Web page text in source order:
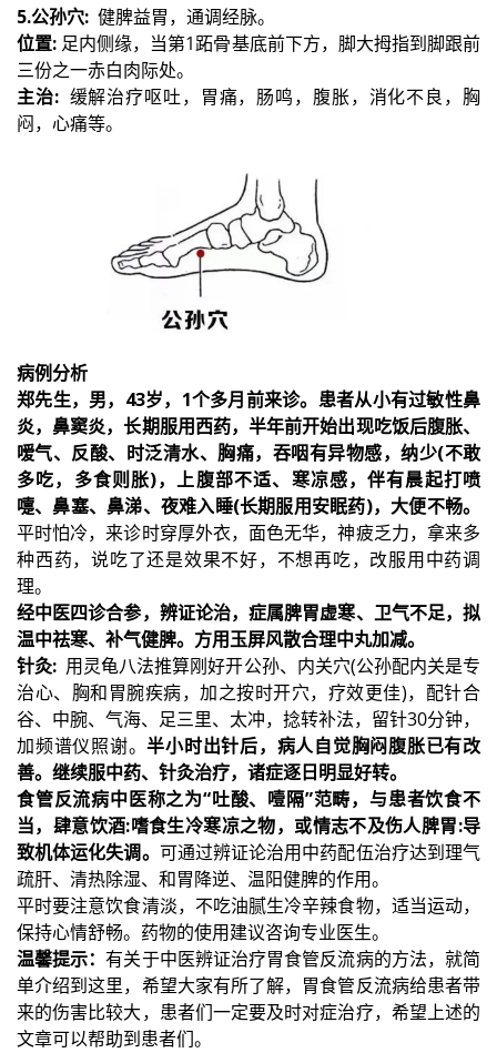
5.公孙穴: 健脾益胃，通调经脉。
位置: 足内侧缘，当第1跖骨基底前下方，脚大拇指到脚跟前
三份之一赤白肉际处。
主治: 缓解治疗呕吐，胃痛，肠鸣，腹胀，消化不良，胸
闷，心痛等。
病例分析
郑先生，男，43岁，1个多月前来诊。患者从小有过敏性鼻
炎，鼻窦炎，长期服用西药，半年前开始出现吃饭后腹胀、
嗳气、反酸、时泛清水、胸痛，吞咽有异物感，纳少(不敢
多吃，多食则胀)，上腹部不适、寒凉感，伴有晨起打喷
嚏、鼻塞、鼻涕、夜难入睡(长期服用安眠药)，大便不畅。
平时怕冷，来诊时穿厚外衣，面色无华，神疲乏力，拿来多
种西药，说吃了还是效果不好，不想再吃，改服用中药调
理。
经中医四诊合参，辨证论治，症属脾胃虚寒、卫气不足，拟
温中祛寒、补气健脾。方用玉屏风散合理中丸加减。
针灸: 用灵龟八法推算刚好开公孙、内关穴(公孙配内关是专
治心、胸和胃腕疾病，加之按时开穴，疗效更佳)，配针合
谷、中腕、气海、足三里、太冲，捻转补法，留针30分钟，
加频谱仪照谢。半小时出针后，病人自觉胸闷腹胀已有改
善。继续服中药、针灸治疗，诸症逐日明显好转。
食管反流病中医称之为“吐酸、噎隔”范畴，与患者饮食不
当，肆意饮酒:嗜食生冷寒凉之物，或情志不及伤人脾胃:导
致机体运化失调。 可通过辨证论治用中药配伍治疗达到理气
疏肝、清热除湿、和胃降逆、温阳健脾的作用。
平时要注意饮食清淡，不吃油腻生冷辛辣食物，适当运动，
保持心情舒畅。药物的使用建议咨询专业医生。
温馨提示：有关于中医辨证治疗胃食管反流病的方法，就简
单介绍到这里，希望大家有所了解，胃食管反流病给患者带
来的伤害比较大，患者们一定要及时对症治疗，希望上述的
文章可以帮助到患者们。